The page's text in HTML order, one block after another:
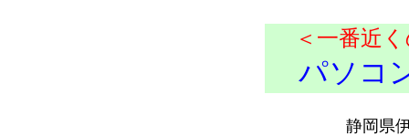
＜一番近
パソコ
静岡県